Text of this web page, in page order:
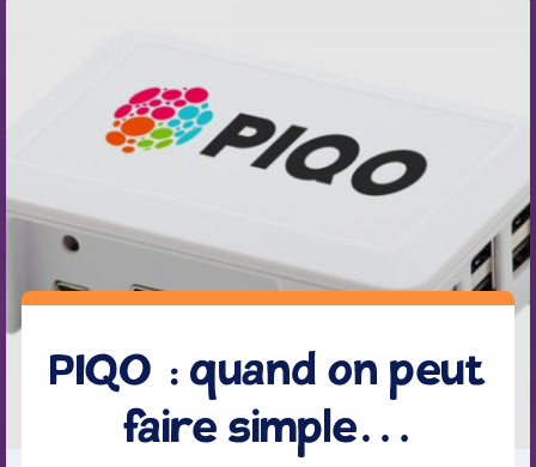
PIQO : quand on peut
faire simple…